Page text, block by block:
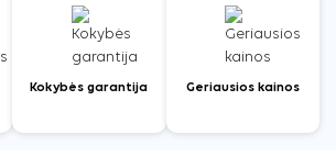
Kokybės garantija Geriausios kainos